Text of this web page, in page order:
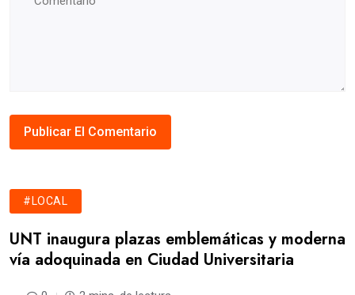
#LOCAL
UNT inaugura plazas emblemáticas y moderna
vía adoquinada en Ciudad Universitaria